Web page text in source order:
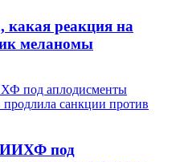
какая реакция на
меланомы
ИИХФ под